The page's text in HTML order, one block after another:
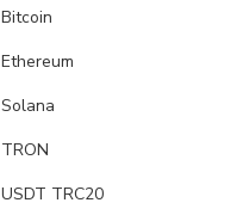
Bitcoin
Ethereum
Solana
TRON
USDT TRC20